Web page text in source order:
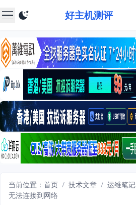
好主机测评
当前位置： 首页 / 技术文章 / 运维笔记
无法连接到网络